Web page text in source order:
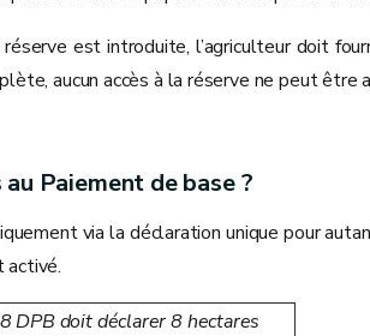
réserve est introduite, l’agriculteur doit
aucun accès à la réserve ne peut être
Paiement de base ?
via la déclaration unique pour
activé.
DPB doit déclarer 8 hectares